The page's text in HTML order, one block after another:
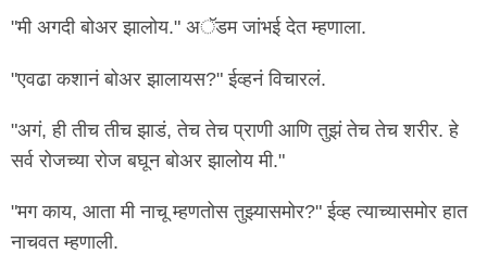
"मी अगदी बोअर झालोय." अॅडम जांभई देत म्हणाला.
"एवढा कशानं बोअर झालायस?" ईव्हनं विचारलं.
"अगं, ही तीच तीच झाडं, तेच तेच प्राणी आणि तुझं तेच तेच शरीर. हे
सर्व रोजच्या रोज बघून बोअर झालोय मी."
"मग काय, आता मी नाचू म्हणतोस तुझ्यासमोर?" ईव्ह त्याच्यासमोर हात
नाचवत म्हणाली.